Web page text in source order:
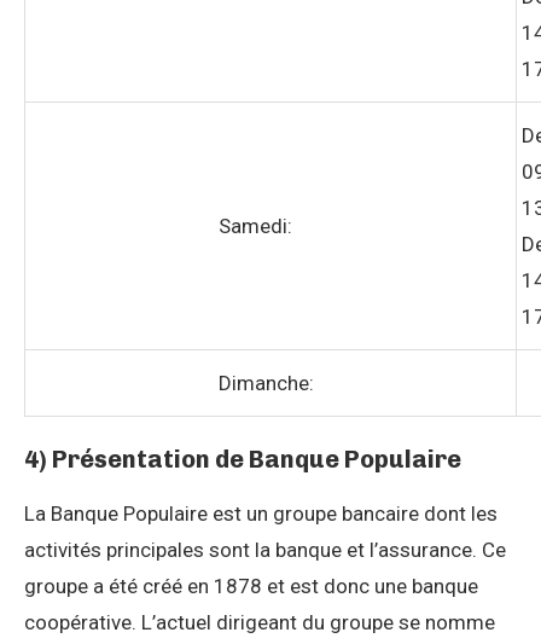
Samedi:
Dimanche:
4) Présentation de Banque Populaire
La Banque Populaire est un groupe bancaire dont les
activités principales sont la banque et l’assurance. Ce
groupe a été créé en 1878 et est donc une banque
coopérative. L’actuel dirigeant du groupe se nomme